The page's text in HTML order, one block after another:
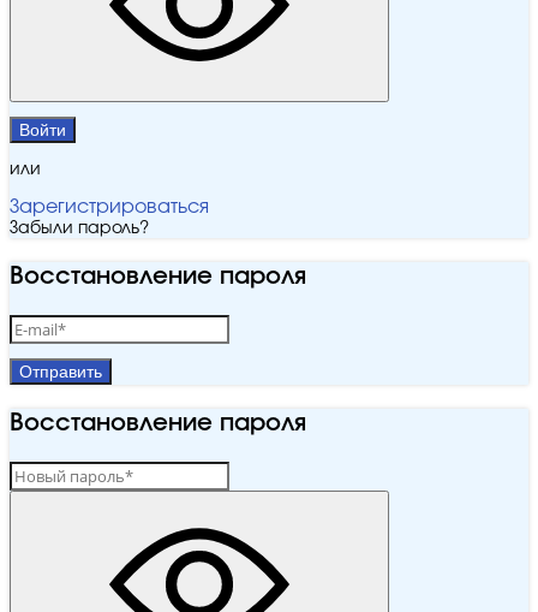
Войти
или
Зарегистрироваться
Забыли пароль?
Восстановление пароля
Отправить
Восстановление пароля